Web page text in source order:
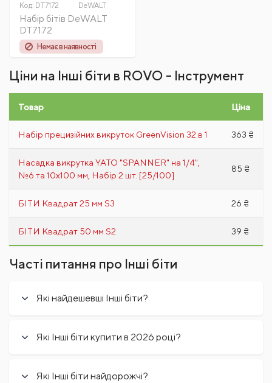
Код: DT7172 DeWALT
Набір бітів DeWALT
DT7172
Немає в наявності
Ціни на Інші біти в ROVO - Інструмент
Товар Ціна
Набір прецизійних викруток GreenVision 32 в 1 363 ₴
Насадка викрутка YATO "SPANNER" на 1/4",
№6 та 10х100 мм, Набір 2 шт. [25/100]
85 ₴
БІТИ Квадрат 25 мм S3 26 ₴
БІТИ Квадрат 50 мм S2 39 ₴
Часті питання про Інші біти
Які найдешевші Інші біти?
Які Інші біти купити в 2026 році?
Які Інші біти найдорожчі?